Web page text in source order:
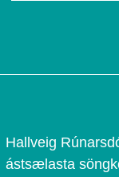
Hallveig
ástsælasta